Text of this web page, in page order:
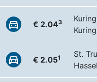
€ 2.043
€ 2.051
St.